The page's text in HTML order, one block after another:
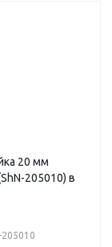
20 мм
205010) в
205010